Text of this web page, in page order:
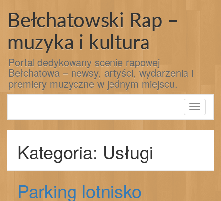
treściBełchatowski Rap –
muzyka i kultura
Portal dedykowany scenie rapowej
Bełchatowa – newsy, artyści, wydarzenia i
premiery muzyczne w jednym miejscu.
Toggle
Kategoria: Usługi
Parking lotnisko